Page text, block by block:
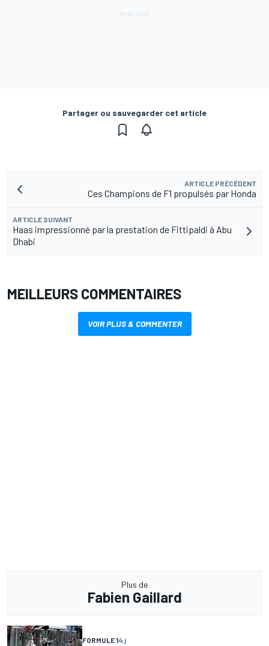
Partager ou sauvegarder cet article
ARTICLE PRÉCÉDENT
Ces Champions de F1 propulsés par Honda
ARTICLE SUIVANT
Haas impressionné par la prestation de Fittipaldi à Abu
Dhabi
MEILLEURS COMMENTAIRES
VOIR PLUS & COMMENTER
Plus de
Fabien Gaillard
FORMULE 14 j